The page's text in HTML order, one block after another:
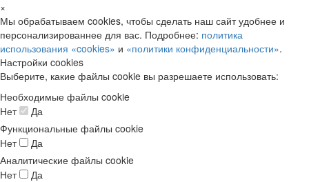
×
Мы обрабатываем cookies, чтобы сделать наш сайт удобнее и
персонализированнее для вас. Подробнее: политика
использования «cookies» и «политики конфиденциальности».
Настройки cookies
Выберите, какие файлы cookie вы разрешаете использовать:
Необходимые файлы cookie
Нет
Да
Функциональные файлы cookie
Нет
Да
Аналитические файлы cookie
Нет
Да